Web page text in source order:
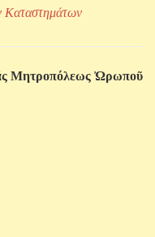
Kαταστημάτων
Μητροπόλεως Ὠρωποῦ